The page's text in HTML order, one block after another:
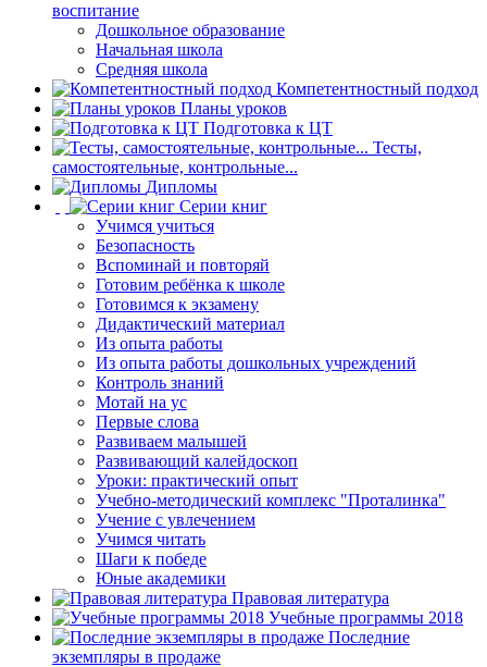
воспитание
Дошкольное образование
Начальная школа
Средняя школа
Компетентностный подход
Планы уроков
Подготовка к ЦТ
Тесты,
самостоятельные, контрольные...
Дипломы
Серии книг
Учимся учиться
Безопасность
Вспоминай и повторяй
Готовим ребёнка к школе
Готовимся к экзамену
Дидактический материал
Из опыта работы
Из опыта работы дошкольных учреждений
Контроль знаний
Мотай на ус
Первые слова
Развиваем малышей
Развивающий калейдоскоп
Уроки: практический опыт
Учебно-методический комплекс "Проталинка"
Учение с увлечением
Учимся читать
Шаги к победе
Юные академики
Правовая литература
Учебные программы 2018
Последние
экземпляры в продаже